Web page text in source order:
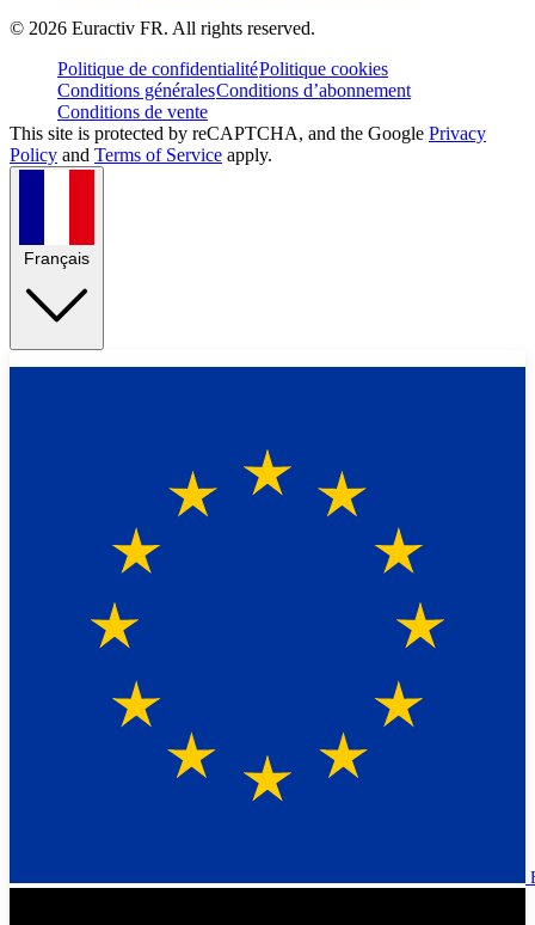
© 2026 Euractiv FR. All rights reserved.
Politique de confidentialitéPolitique cookies
Conditions généralesConditions d’abonnement
Conditions de vente
This site is protected by reCAPTCHA, and the Google Privacy
Policy and Terms of Service apply.
Français